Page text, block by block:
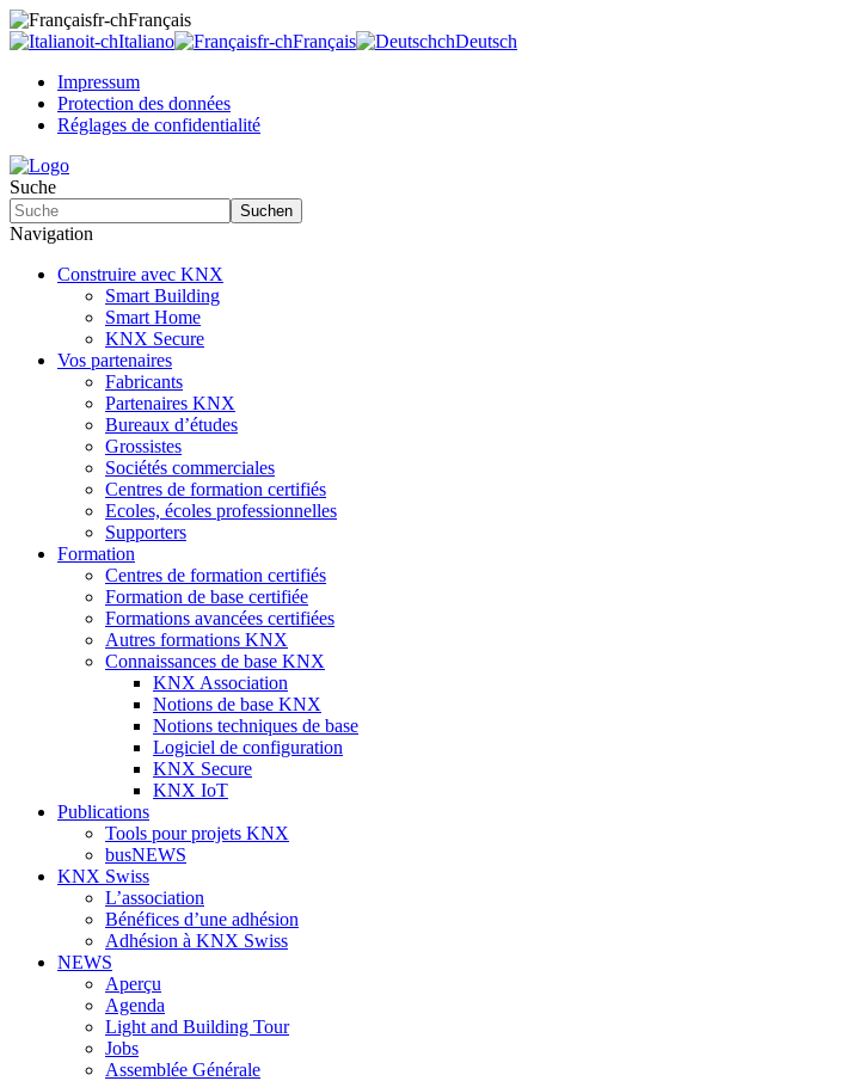
fr-chFrançais
it-chItaliano fr-chFrançais chDeutsch
Impressum
Protection des données
Réglages de confidentialité
Suche
Suchen
Navigation
Construire avec KNX
Smart Building
Smart Home
KNX Secure
Vos partenaires
Fabricants
Partenaires KNX
Bureaux d’études
Grossistes
Sociétés commerciales
Centres de formation certifiés
Ecoles, écoles professionnelles
Supporters
Formation
Centres de formation certifiés
Formation de base certifiée
Formations avancées certifiées
Autres formations KNX
Connaissances de base KNX
KNX Association
Notions de base KNX
Notions techniques de base
Logiciel de configuration
KNX Secure
KNX IoT
Publications
Tools pour projets KNX
busNEWS
KNX Swiss
L’association
Bénéfices d’une adhésion
Adhésion à KNX Swiss
NEWS
Aperçu
Agenda
Light and Building Tour
Jobs
Assemblée Générale